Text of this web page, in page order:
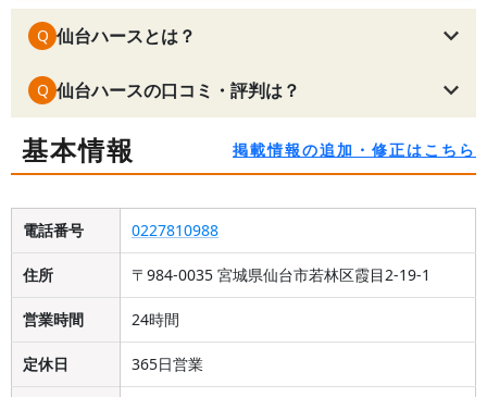
Q 仙台ハースとは？
Q 仙台ハースの口コミ・評判は？
基本情報 掲載情報の追加・修正はこちら
電話番号 0227810988
住所 〒984-0035 宮城県仙台市若林区霞目2-19-1
営業時間 24時間
定休日 365日営業